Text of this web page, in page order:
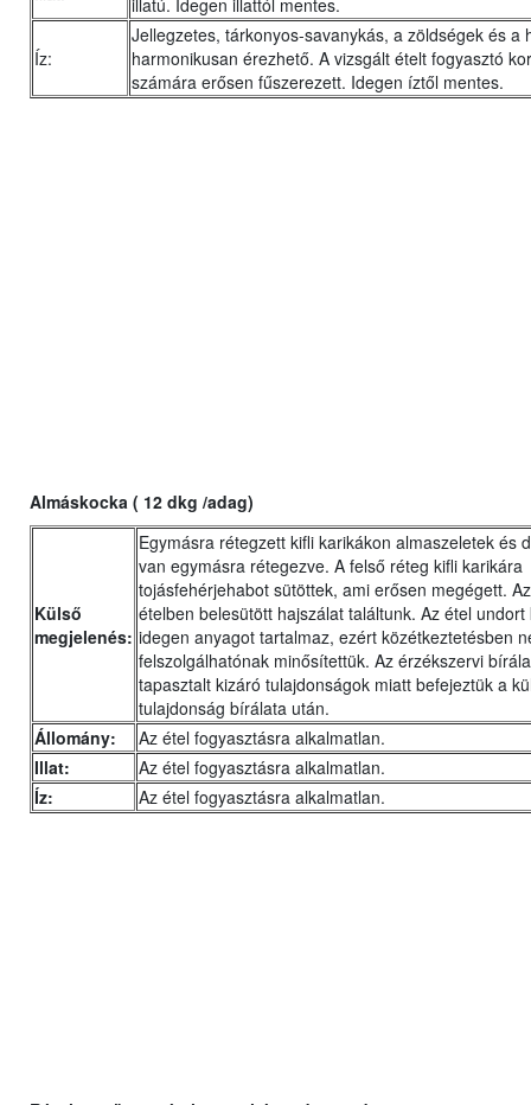
illatú. Idegen illattól mentes.
Íz:
Jellegzetes, tárkonyos-savanykás, a zöldségek és a
harmonikusan érezhető. A vizsgált ételt fogyasztó
számára erősen fűszerezett. Idegen íztől mentes.
Almáskocka ( 12 dkg /adag)
Külső
megjelenés:
Egymásra rétegzett kifli karikákon almaszeletek és
van egymásra rétegezve. A felső réteg kifli karikára
tojásfehérjehabot sütöttek, ami erősen megégett.
ételben belesütött hajszálat találtunk. Az étel
idegen anyagot tartalmaz, ezért közétkeztetésben
felszolgálhatónak minősítettük. Az érzékszervi
tapasztalt kizáró tulajdonságok miatt befejeztük a
tulajdonság bírálata után.
Állomány:
Az étel fogyasztásra alkalmatlan.
Illat:
Az étel fogyasztásra alkalmatlan.
Íz:
Az étel fogyasztásra alkalmatlan.